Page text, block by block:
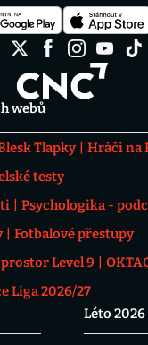
webů
Tlapky Hráči na
testy
Psychologika -
Fotbalové přestupy
Level 9
Liga 2026/27
Léto 2026